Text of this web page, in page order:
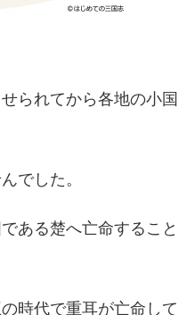
られてから各地の小国
でした。
ある楚へ亡命すること
時代で重耳が亡命して